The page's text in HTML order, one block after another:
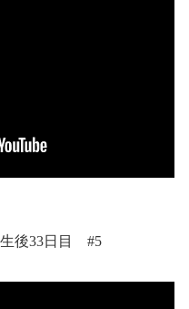
生後33日目 #5